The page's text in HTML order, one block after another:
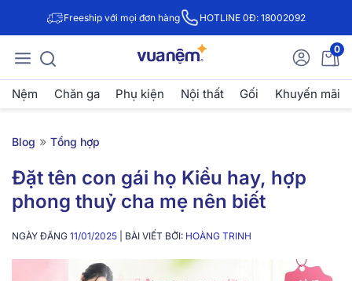
Freeship với mọi đơn hàng HOTLINE 0Đ: 18002092
0
Nệm Chăn ga Phụ kiện Nội thất Gối Khuyến mãi
Blog » Tổng hợp
Đặt tên con gái họ Kiều hay, hợp
phong thuỷ cha mẹ nên biết
NGÀY ĐĂNG 11/01/2025 | BÀI VIẾT BỞI: HOÀNG TRINH